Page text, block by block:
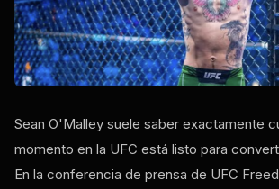
Sean O'Malley suele saber exactamente
momento en la UFC está listo para
En la conferencia de prensa de UFC